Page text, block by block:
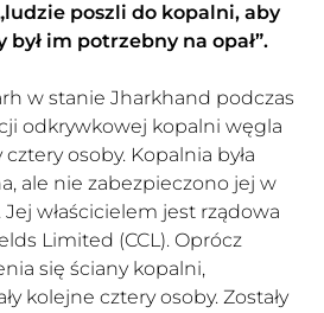
poszli do kopalni, aby
im potrzebny na opał”.
w stanie Jharkhand podczas
odkrywkowej kopalni węgla
osoby. Kopalnia była
ale nie zabezpieczono jej w
właścicielem jest rządowa
Limited (CCL). Oprócz
się ściany kopalni,
kolejne cztery osoby. Zostały